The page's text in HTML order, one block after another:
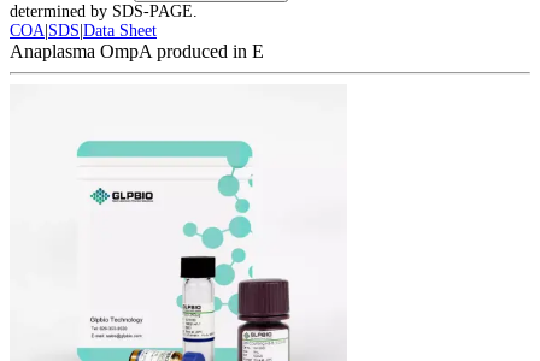
determined by SDS-PAGE.
COA SDS Data Sheet
Anaplasma OmpA produced in E